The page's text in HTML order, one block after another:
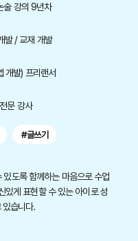
술 강의 9년차
발 / 교재 개발
개발) 프리랜서
문 강사
#글쓰기
도록 함께하는 마음으로 수업
있게 표현할 수 있는 아이로 성
있습니다.